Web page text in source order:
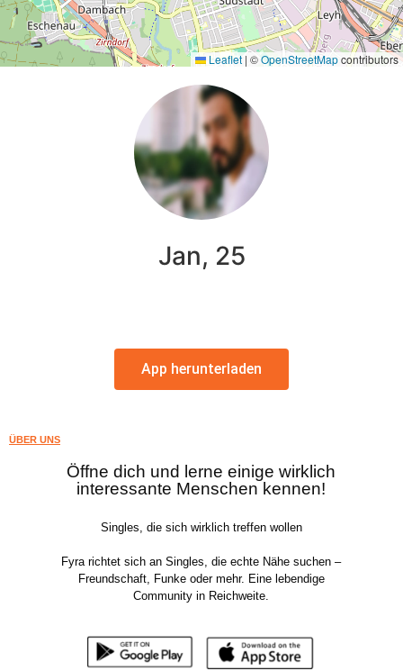
Leaflet | ©OpenStreetMapcontributors
Jan, 25
App herunterladen
ÜBER UNS
Öffne dich und lerne einige wirklich
interessante Menschen kennen!
Singles, die sich wirklich treffen wollen
Fyra richtet sich an Singles, die echte Nähe suchen –
Freundschaft, Funke oder mehr. Eine lebendige
Community in Reichweite.